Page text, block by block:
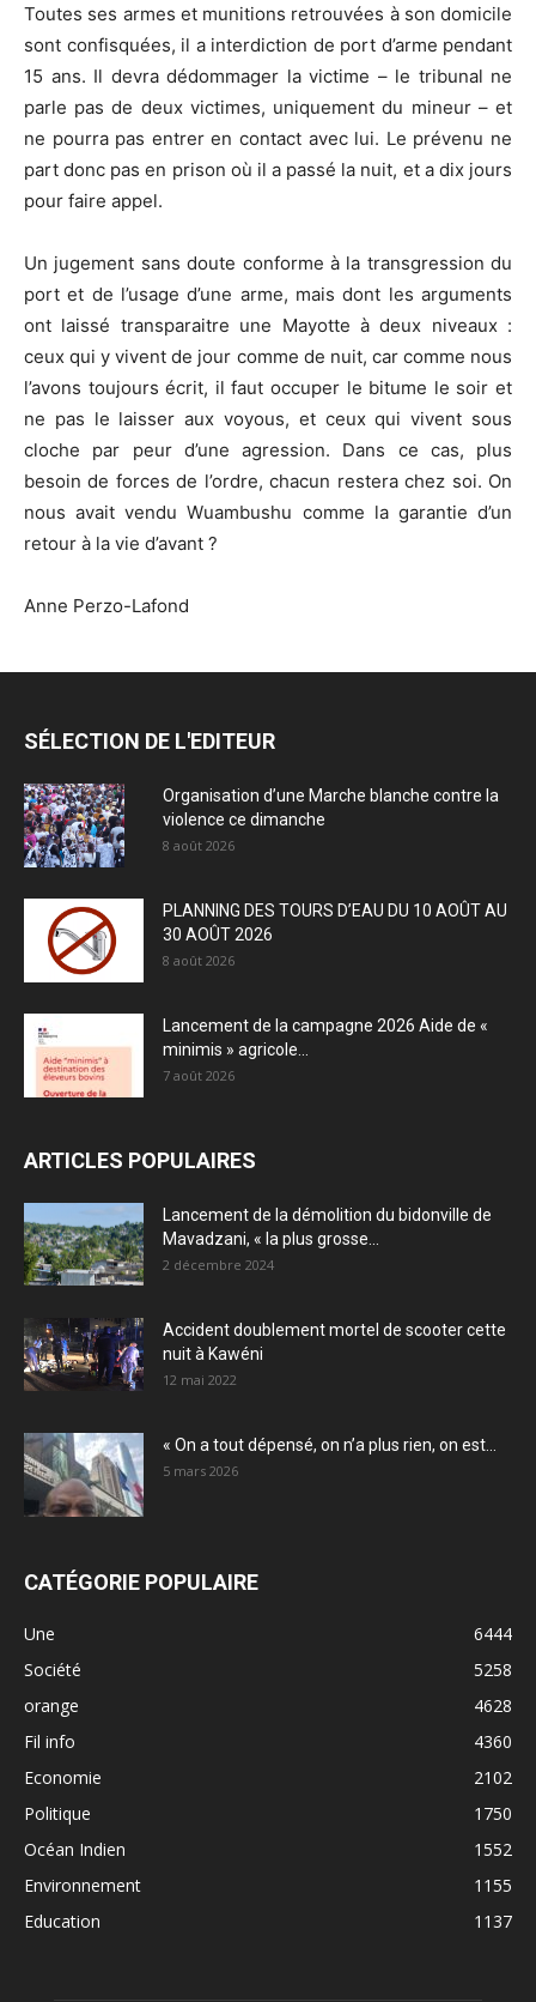
Toutes ses armes et munitions retrouvées à son domicile
sont confisquées, il a interdiction de port d’arme pendant
15 ans. Il devra dédommager la victime – le tribunal ne
parle pas de deux victimes, uniquement du mineur – et
ne pourra pas entrer en contact avec lui. Le prévenu ne
part donc pas en prison où il a passé la nuit, et a dix jours
pour faire appel.
Un jugement sans doute conforme à la transgression du
port et de l’usage d’une arme, mais dont les arguments
ont laissé transparaitre une Mayotte à deux niveaux :
ceux qui y vivent de jour comme de nuit, car comme nous
l’avons toujours écrit, il faut occuper le bitume le soir et
ne pas le laisser aux voyous, et ceux qui vivent sous
cloche par peur d’une agression. Dans ce cas, plus
besoin de forces de l’ordre, chacun restera chez soi. On
nous avait vendu Wuambushu comme la garantie d’un
retour à la vie d’avant ?
Anne Perzo-Lafond
SÉLECTION DE L'EDITEUR
Organisation d’une Marche blanche contre la
violence ce dimanche
8 août 2026
PLANNING DES TOURS D’EAU DU 10 AOÛT AU
30 AOÛT 2026
8 août 2026
Lancement de la campagne 2026 Aide de «
minimis » agricole...
7 août 2026
ARTICLES POPULAIRES
Lancement de la démolition du bidonville de
Mavadzani, « la plus grosse...
2 décembre 2024
Accident doublement mortel de scooter cette
nuit à Kawéni
12 mai 2022
« On a tout dépensé, on n’a plus rien, on est...
5 mars 2026
CATÉGORIE POPULAIRE
Une
6444
Société
5258
orange
4628
Fil info
4360
Economie
2102
Politique
1750
Océan Indien
1552
Environnement
1155
Education
1137